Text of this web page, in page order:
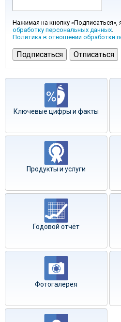
Нажимая на кнопку «Подписаться»,
обработку персональных данных.
Политика в отношении обработки
Ключевые цифры и факты
Продукты и услуги
Годовой отчёт
Фотогалерея